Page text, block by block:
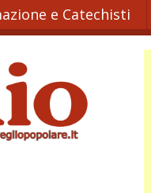
e Catechisti